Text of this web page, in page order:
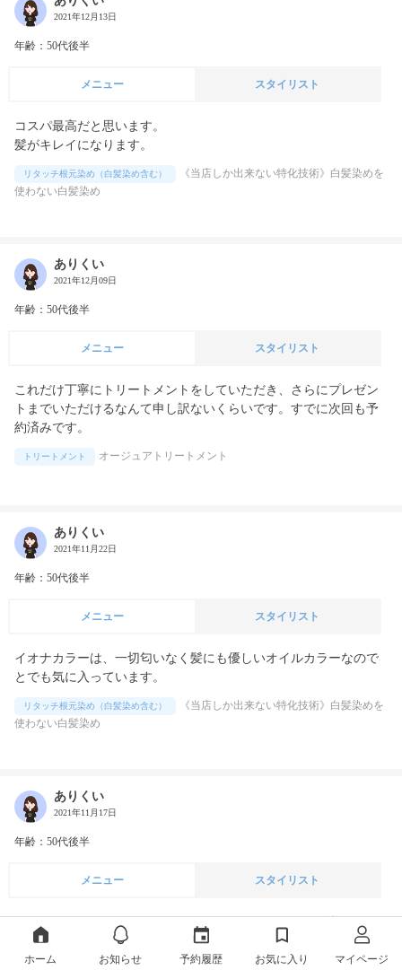
2021年12月13日
年齢：50代後半
メニュー スタイリスト
コスパ最高だと思います。
髪がキレイになります。
リタッチ根元染め（白髪染め含む）
《当店しか出来ない特化技術》白髪染めを
使わない白髪染め
ありくい
2021年12月09日
年齢：50代後半
メニュー スタイリスト
これだけ丁寧にトリートメントをしていただき、さらにプレゼン
トまでいただけるなんて申し訳ないくらいです。すでに次回も予
約済みです。
トリートメント オージュアトリートメント
ありくい
2021年11月22日
年齢：50代後半
メニュー スタイリスト
イオナカラーは、一切匂いなく髪にも優しいオイルカラーなので
リタッチ根元染め（白髪染め含む）
《当店しか出来ない特化技術》白髪染めを
使わない白髪染め
ありくい
2021年11月17日
年齢：50代後半
メニュー スタイリスト
トリートメントとスパ、ホームケアもついてのこのお値段はかな
りお安く感じます。
また来月もこのプランを予約するつもりです。
ホーム お知らせ 予約履歴 お気に入り マイページ